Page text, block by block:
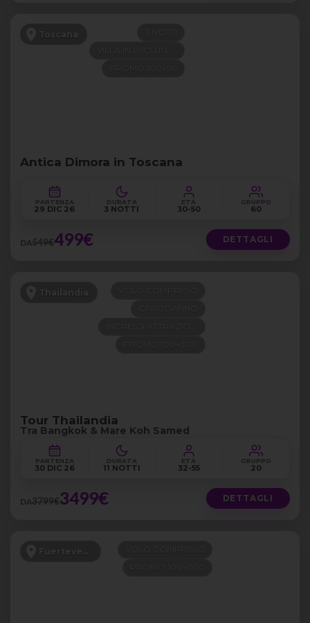
Toscana
Antica Dimora in Toscana
PARTENZA
29 DIC 26
DURATA
3 NOTTI
ETÀ
30-50
GRUPPO
60
DA549€499€ DETTAGLI
Thailandia
Tour Thailandia
Tra Bangkok & Mare Koh Samed
PARTENZA
30 DIC 26
DURATA
11 NOTTI
ETÀ
32-55
GRUPPO
20
DA3799€3499€ DETTAGLI
Fuerteventura